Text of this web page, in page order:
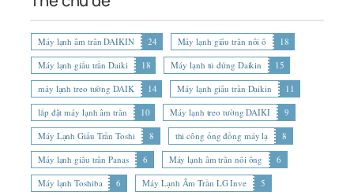
Máy lạnh âm trần DAIKIN 24 Máy lạnh giấu trần nối ố
18
Máy lạnh giấu trần Daiki
18 Máy lạnh tủ đứng Daikin
15
máy lạnh treo tường DAIK
14 Máy lạnh giấu trần Daikin
11
lắp đặt máy lạnh âm trần
10 Máy lạnh treo tường DAIKI
9
Máy Lạnh Giấu Trần Toshi
8 thi công ống đồng máy lạ
8
Máy lạnh giấu trần Panas
6 Máy lạnh âm trần nối ống
6
Máy lạnh Toshiba
6 Máy Lạnh Âm Trần LG Inve
5